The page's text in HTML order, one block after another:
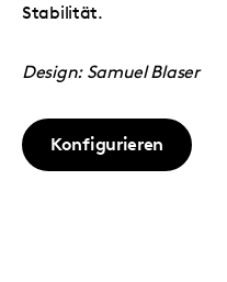
Stabilität.
Design: Samuel Blaser
Konfigurieren